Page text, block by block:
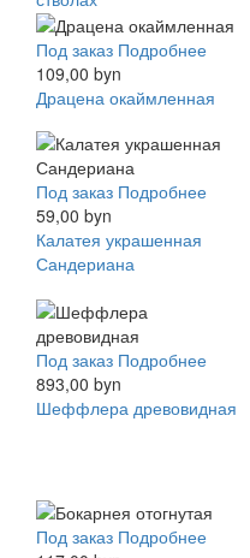
Под заказ Подробнее
109,00 byn
Драцена окаймленная
Под заказ Подробнее
59,00 byn
Калатея украшенная
Сандериана
Под заказ Подробнее
893,00 byn
Шеффлера древовидная
Под заказ Подробнее